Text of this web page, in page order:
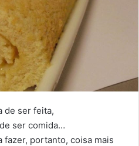
de ser feita,
ser comida…
fazer, portanto, coisa mais